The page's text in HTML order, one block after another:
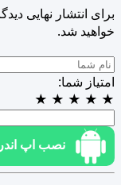
برای انتشار نهایی
خواهید شد.
امتیاز شما:
★
★
★
★
★
نصب اپ